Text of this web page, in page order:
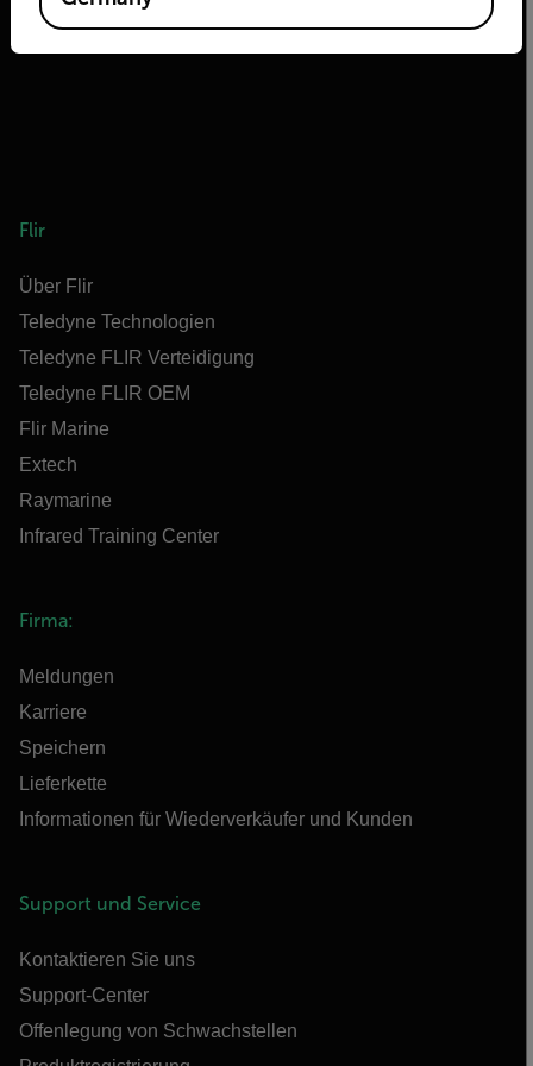
Flir
Über Flir
Teledyne Technologien
Teledyne FLIR Verteidigung
Teledyne FLIR OEM
Flir Marine
Extech
Raymarine
Infrared Training Center
Firma:
Meldungen
Karriere
Speichern
Lieferkette
Informationen für Wiederverkäufer und Kunden
Support und Service
Kontaktieren Sie uns
Support-Center
Offenlegung von Schwachstellen